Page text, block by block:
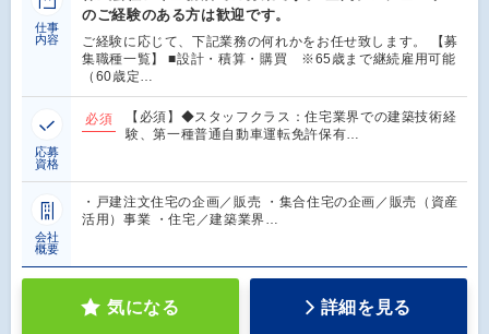
仕事
内容
のご経験のある方は歓迎です。
ご経験に応じて、下記業務の何れかをお任せ致します。 【募
集職種一覧】 ■設計・積算・購買 ※65歳まで継続雇用可能
（60歳定…
応募
資格
必須
【必須】◆スタッフクラス：住宅業界での建築技術経
験、第一種普通自動車運転免許保有…
会社
概要
・戸建注文住宅の企画／販売 ・集合住宅の企画／販売（資産
活用）事業 ・住宅／建築業界…
気になる 詳細を見る